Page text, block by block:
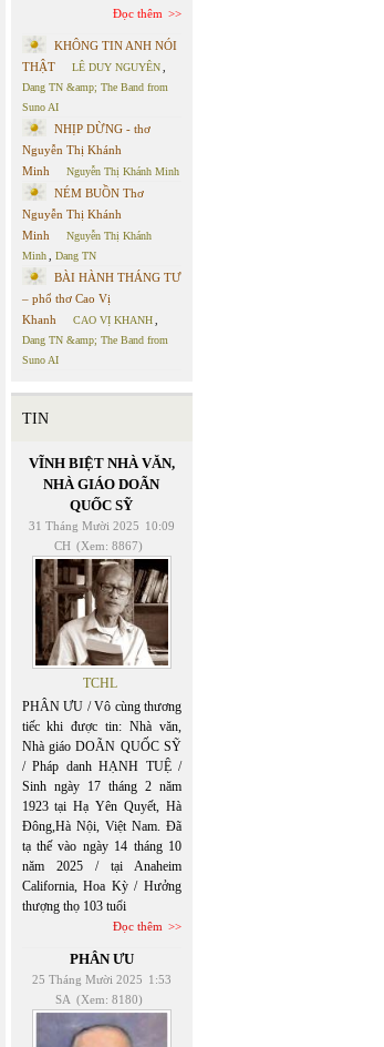
Đọc thêm
KHÔNG TIN ANH NÓI
THẬT
LÊ DUY NGUYÊN
Dang TN &amp; The Band from
Suno AI
NHỊP DỪNG - thơ
Nguyễn Thị Khánh
Minh
Nguyễn Thị Khánh Minh
NÉM BUỒN Thơ
Nguyễn Thị Khánh
Minh
Nguyễn Thị Khánh
Minh
Dang TN
BÀI HÀNH THÁNG TƯ
– phổ thơ Cao Vị
Khanh
CAO VỊ KHANH
Dang TN &amp; The Band from
Suno AI
TIN
VĨNH BIỆT NHÀ VĂN,
NHÀ GIÁO DOÃN
QUỐC SỸ
31 Tháng Mười 2025 10:09
CH (Xem: 8867)
TCHL
PHÂN ƯU / Vô cùng thương
tiếc khi được tin: Nhà văn,
Nhà giáo DOÃN QUỐC SỸ
/ Pháp danh HẠNH TUỆ /
Sinh ngày 17 tháng 2 năm
1923 tại Hạ Yên Quyết, Hà
Đông,Hà Nội, Việt Nam. Đã
tạ thế vào ngày 14 tháng 10
năm 2025 / tại Anaheim
California, Hoa Kỳ / Hưởng
thượng thọ 103 tuổi
Đọc thêm
PHÂN ƯU
25 Tháng Mười 2025 1:53
SA (Xem: 8180)